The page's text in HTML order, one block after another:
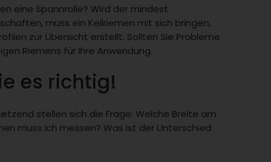
eine Spannrolle? Wird der mindest
muss ein Keilriemen mit sich bringen,
zur Übersicht erstellt. Sollten Sie Probleme
Riemens für Ihre Anwendung.
es richtig!
stellen sich die Frage: Welche Breite am
muss ich messen? Was ist der Unterschied